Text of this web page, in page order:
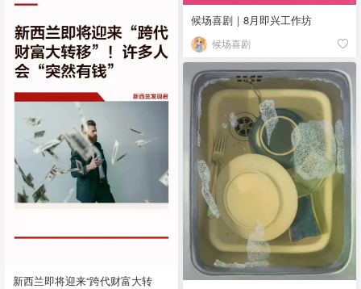
候场喜剧｜8月即兴工作坊
候场喜剧
新西兰即将迎来“跨代财富大转